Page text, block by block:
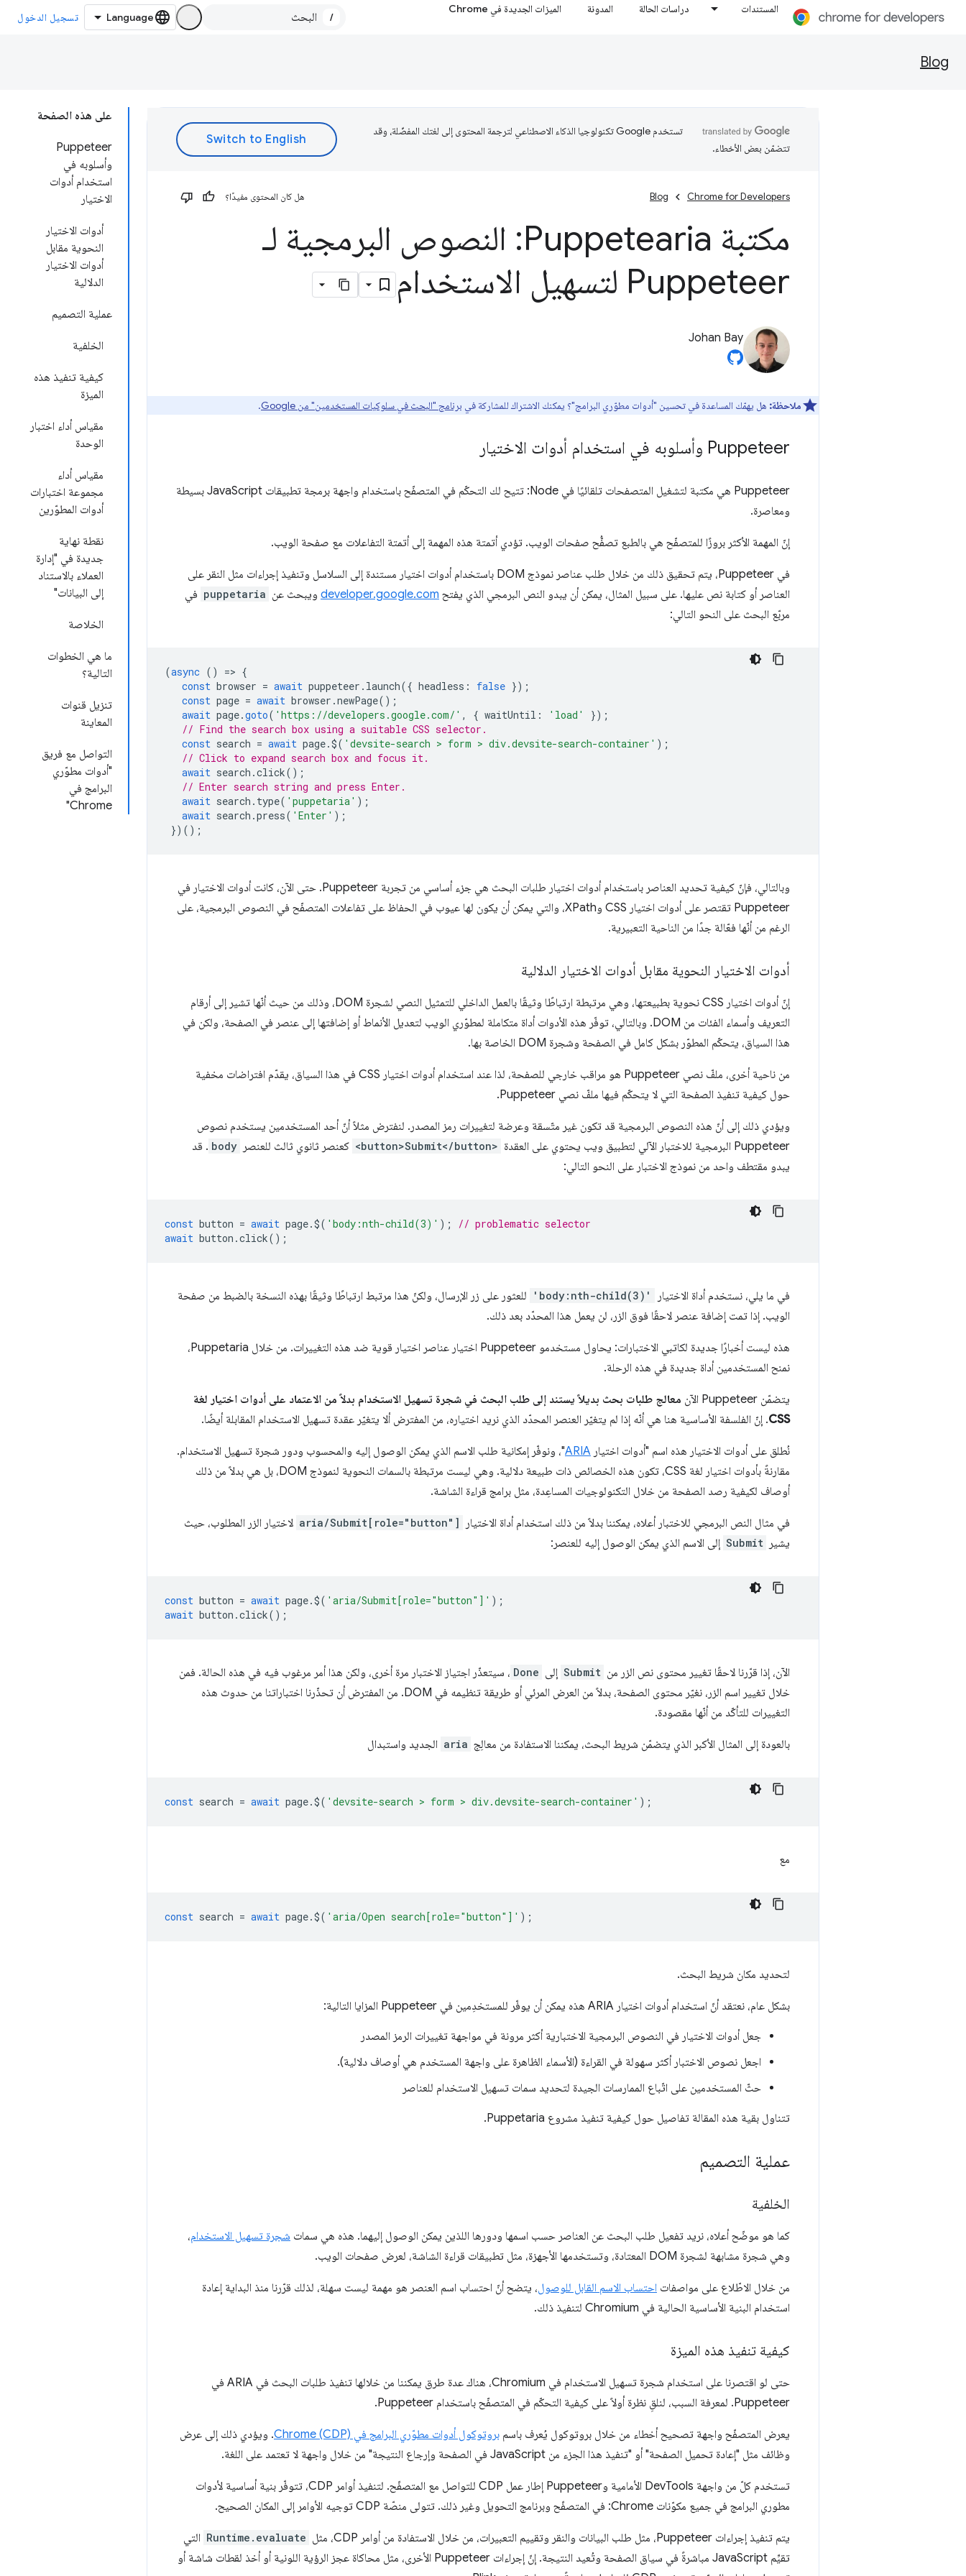
المستندات دراسات الحالة المدونة الميزات الجديدة في Chrome
/ تسجيل الدخول
Blog
على هذه الصفحة
Puppeteer
وأسلوبه في
استخدام أدوات
الاختيار
أدوات الاختيار
النحوية مقابل
أدوات الاختيار
الدلالية
عملية التصميم
الخلفية
كيفية تنفيذ هذه
الميزة
مقياس أداء اختبار
الوحدة
مقياس أداء
مجموعة اختبارات
أدوات المطوّرين
نقطة نهاية
جديدة في "إدارة
العملاء بالاستناد
إلى البيانات"
الخلاصة
ما هي الخطوات
التالية؟
تنزيل قنوات
المعاينة
التواصل مع فريق
"أدوات مطوّري
البرامج في
Chrome"
تستخدم Google تكنولوجيا الذكاء الاصطناعي لترجمة المحتوى إلى لغتك المفضّلة، وقد
تتضمّن بعض الأخطاء.
Chrome for Developers
Blog هل كان المحتوى مفيدًا؟
مكتبة Puppetearia: النصوص البرمجية لـ
Puppeteer لتسهيل الاستخدام
Johan Bay
ملاحظة: هل يهمّك المساعدة في تحسين "أدوات مطوّري البرامج"؟ يمكنك الاشتراك للمشاركة في برنامج "البحث في سلوكيات المستخدمين" من Google .
Puppeteer وأسلوبه في استخدام أدوات الاختيار
‫Puppeteer هي مكتبة لتشغيل المتصفحات تلقائيًا في Node: تتيح لك التحكّم في المتصفّح باستخدام واجهة برمجة تطبيقات JavaScript بسيطة
ومعاصرة.
إنّ المهمة الأكثر بروزًا للمتصفّح هي بالطبع تصفُّح صفحات الويب. تؤدي أتمتة هذه المهمة إلى أتمتة التفاعلات مع صفحة الويب.
في Puppeteer، يتم تحقيق ذلك من خلال طلب عناصر نموذج DOM باستخدام أدوات اختيار مستندة إلى السلاسل وتنفيذ إجراءات مثل النقر على
العناصر أو كتابة نص عليها. على سبيل المثال، يمكن أن يبدو النص البرمجي الذي يفتح developer.google.com ويبحث عن puppetaria في
مربّع البحث على النحو التالي:
(async () => {
const browser = await puppeteer . launch({ headless : false });
const page = await browser .newPage();
await page.goto( 'https://developers.google.com/' , { waitUntil : 'load'
});
// Find the search box using a suitable CSS selector.
const search = await page.$( 'devsite-search > form > div.devsite-search-container' );
// Click to expand search box and focus it.
await search .click();
// Enter search string and press Enter.
await search . type( 'puppetaria' );
await search .press( 'Enter' );
})();
وبالتالي، فإنّ كيفية تحديد العناصر باستخدام أدوات اختيار طلبات البحث هي جزء أساسي من تجربة Puppeteer. حتى الآن، كانت أدوات الاختيار في
Puppeteer تقتصر على أدوات اختيار CSS وXPath، والتي يمكن أن يكون لها عيوب في الحفاظ على تفاعلات المتصفّح في النصوص البرمجية، على
الرغم من أنّها فعّالة جدًا من الناحية التعبيرية.
أدوات الاختيار النحوية مقابل أدوات الاختيار الدلالية
إنّ أدوات اختيار CSS نحوية بطبيعتها، وهي مرتبطة ارتباطًا وثيقًا بالعمل الداخلي للتمثيل النصي لشجرة DOM، وذلك من حيث أنّها تشير إلى أرقام
التعريف وأسماء الفئات من DOM. وبالتالي، توفّر هذه الأدوات أداة متكاملة لمطوّري الويب لتعديل الأنماط أو إضافتها إلى عنصر في الصفحة، ولكن في
هذا السياق، يتحكّم المطوّر بشكل كامل في الصفحة وشجرة DOM الخاصة بها.
من ناحية أخرى، ملفّ نصي Puppeteer هو مراقب خارجي للصفحة، لذا عند استخدام أدوات اختيار CSS في هذا السياق، يقدّم افتراضات مخفية
حول كيفية تنفيذ الصفحة التي لا يتحكّم فيها ملفّ نصي Puppeteer.
ويؤدي ذلك إلى أنّ هذه النصوص البرمجية قد تكون غير متّسقة وعرضة لتغييرات رمز المصدر. لنفترض مثلاً أنّ أحد المستخدمين يستخدم نصوص
Puppeteer البرمجية للاختبار الآلي لتطبيق ويب يحتوي على العقدة
<button>Submit</button> كعنصر ثانوي ثالث للعنصر body . قد
يبدو مقتطف واحد من نموذج الاختبار على النحو التالي:
const button = await page.$( 'body:nth-child(3)' );
// problematic selector
await button .click();
في ما يلي، نستخدم أداة الاختيار 'body:nth-child(3)'
للعثور على زر الإرسال، ولكنّ هذا مرتبط ارتباطًا وثيقًا بهذه النسخة بالضبط من صفحة
الويب. إذا تمت إضافة عنصر لاحقًا فوق الزر، لن يعمل هذا المحدّد بعد ذلك.
هذه ليست أخبارًا جديدة لكاتبي الاختبارات: يحاول مستخدمو Puppeteer اختيار عناصر اختيار قوية ضد هذه التغييرات. من خلال Puppetaria،
نمنح المستخدمين أداة جديدة في هذه الرحلة.
يتضمّن Puppeteer الآن
معالج طلبات بحث بديلاً يستند إلى طلب البحث في شجرة تسهيل الاستخدام بدلاً من الاعتماد على أدوات اختيار لغة
CSS. إنّ الفلسفة الأساسية هنا هي أنّه إذا لم يتغيّر العنصر المحدّد الذي نريد اختياره، من المفترض ألا يتغيّر عقدة تسهيل الاستخدام المقابلة أيضًا.
نُطلق على أدوات الاختيار هذه اسم "أدوات اختيار ARIA"، ونوفّر إمكانية طلب الاسم الذي يمكن الوصول إليه والمحسوب ودور شجرة تسهيل الاستخدام.
مقارنةً بأدوات اختيار لغة CSS، تكون هذه الخصائص ذات طبيعة دلالية. وهي ليست مرتبطة بالسمات النحوية لنموذج DOM، بل هي بدلاً من ذلك
أوصاف لكيفية رصد الصفحة من خلال التكنولوجيات المساعِدة، مثل برامج قراءة الشاشة.
في مثال النص البرمجي للاختبار أعلاه، يمكننا بدلاً من ذلك استخدام أداة الاختيار aria/Submit[role="button"] لاختيار الزر المطلوب، حيث
يشير Submit إلى الاسم الذي يمكن الوصول إليه للعنصر:
const button = await page.$( 'aria/Submit[role="button"]' );
await button .click();
الآن، إذا قرّرنا لاحقًا تغيير محتوى نص الزر من Submit إلى Done ، سيتعذّر اجتياز الاختبار مرة أخرى، ولكن هذا أمر مرغوب فيه في هذه الحالة. فمن
خلال تغيير اسم الزر، نغيّر محتوى الصفحة، بدلاً من العرض المرئي أو طريقة تنظيمه في DOM. من المفترض أن تحذّرنا اختباراتنا من حدوث هذه
التغييرات للتأكّد من أنّها مقصودة.
بالعودة إلى المثال الأكبر الذي يتضمّن شريط البحث، يمكننا الاستفادة من معالِج aria الجديد واستبدال
const search = await page.$( 'devsite-search > form > div.devsite-search-container' );
مع
const search = await page.$( 'aria/Open search[role="button"]' );
لتحديد مكان شريط البحث.
بشكل عام، نعتقد أنّ استخدام أدوات اختيار ARIA هذه يمكن أن يوفّر للمستخدِمين في Puppeteer المزايا التالية:
جعل أدوات الاختيار في النصوص البرمجية الاختبارية أكثر مرونة في مواجهة تغييرات الرمز المصدر
اجعل نصوص الاختبار أكثر سهولة في القراءة (الأسماء الظاهرة على واجهة المستخدم هي أوصاف دلالية).
حثّ المستخدمين على اتّباع الممارسات الجيدة لتحديد سمات تسهيل الاستخدام للعناصر
تتناول بقية هذه المقالة تفاصيل حول كيفية تنفيذ مشروع Puppetaria.
عملية التصميم
الخلفية
كما هو موضّح أعلاه، نريد تفعيل طلب البحث عن العناصر حسب اسمها ودورها اللذين يمكن الوصول إليهما. هذه هي سمات شجرة تسهيل الاستخدام،
وهي شجرة مشابهة لشجرة DOM المعتادة، وتستخدمها الأجهزة، مثل تطبيقات قراءة الشاشة، لعرض صفحات الويب.
من خلال الاطّلاع على مواصفات احتساب الاسم القابل للوصول، يتضح أنّ احتساب اسم العنصر هو مهمة ليست سهلة، لذلك قرّرنا منذ البداية إعادة
استخدام البنية الأساسية الحالية في Chromium لتنفيذ ذلك.
كيفية تنفيذ هذه الميزة
حتى لو اقتصرنا على استخدام شجرة تسهيل الاستخدام في Chromium، هناك عدة طرق يمكننا من خلالها تنفيذ طلبات البحث في ARIA في
Puppeteer. لمعرفة السبب، لنلقِ نظرة أولاً على كيفية التحكّم في المتصفّح باستخدام Puppeteer.
يعرض المتصفّح واجهة تصحيح أخطاء من خلال بروتوكول يُعرف باسم بروتوكول أدوات مطوّري البرامج في Chrome (CDP)
. ويؤدي ذلك إلى عرض
وظائف مثل "إعادة تحميل الصفحة" أو "تنفيذ هذا الجزء من JavaScript في الصفحة وإرجاع النتيجة" من خلال واجهة لا تعتمد على اللغة.
تستخدم كلّ من واجهة DevTools الأمامية وPuppeteer إطار عمل CDP للتواصل مع المتصفّح. لتنفيذ أوامر CDP، تتوفّر بنية أساسية لأدوات
مطوري البرامج في جميع مكوّنات Chrome: في المتصفّح وبرنامج التحويل وغير ذلك. تتولى منصّة CDP توجيه الأوامر إلى المكان الصحيح.
يتم تنفيذ إجراءات Puppeteer، مثل طلب البيانات والنقر وتقييم التعبيرات، من خلال الاستفادة من أوامر CDP، مثل Runtime.evaluate التي
تقيِّم JavaScript مباشرةً في سياق الصفحة وتُعيد النتيجة. إنّ إجراءات Puppeteer الأخرى، مثل محاكاة عجز الرؤية اللونية أو أخذ لقطات شاشة أو